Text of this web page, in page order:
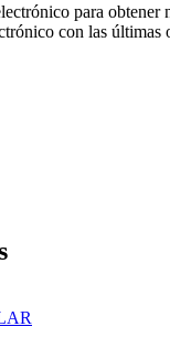
para obtener
con las últimas